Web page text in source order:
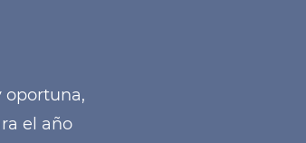
oportuna,
el año